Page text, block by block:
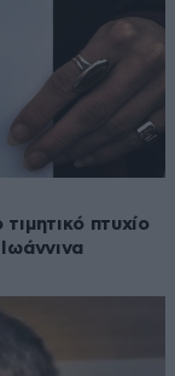
πτυχίο